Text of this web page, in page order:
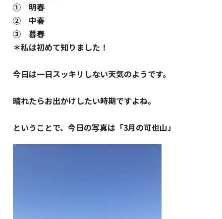
① 明春
② 中春
③ 暮春
＊私は初めて知りました！
今日は一日スッキリしない天気のようです。
晴れたらお出かけしたい時期ですよね。
ということで、今日の写真は「3月の可也山」